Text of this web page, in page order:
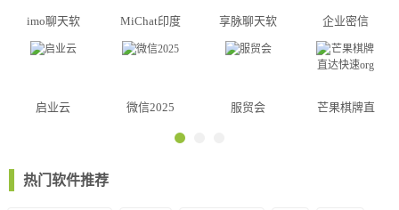
imo聊天软
MiChat印度
享脉聊天软
企业密信
启业云 微信2025 服贸会
芒果棋牌直
热门软件推荐